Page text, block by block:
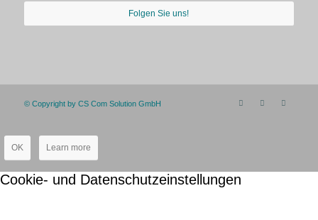
Folgen Sie uns!
© Copyright by CS Com Solution GmbH
OK Learn more
Cookie- und Datenschutzeinstellungen